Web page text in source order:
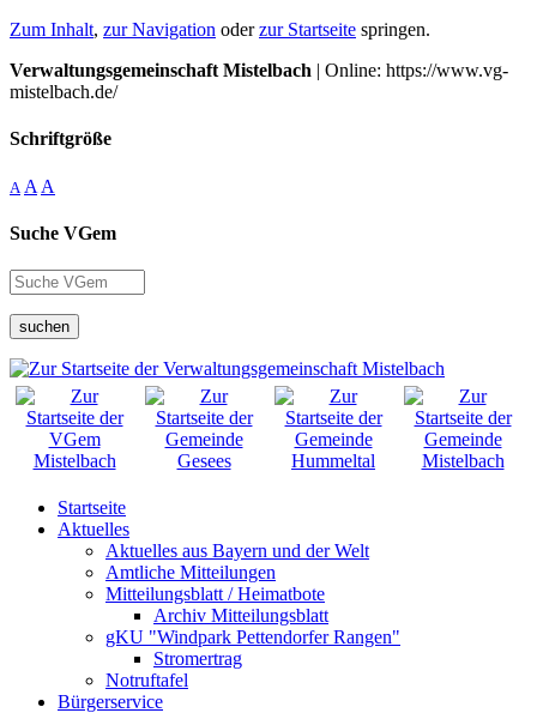
Zum Inhalt, zur Navigation oderzur Startseite springen.
Verwaltungsgemeinschaft Mistelbach | Online: https://www.vg-
mistelbach.de/
Schriftgröße
A A A
Suche VGem
suchen
Startseite
Aktuelles
Aktuelles aus Bayern und der Welt
Amtliche Mitteilungen
Mitteilungsblatt / Heimatbote
Archiv Mitteilungsblatt
gKU "Windpark Pettendorfer Rangen"
Stromertrag
Notruftafel
Bürgerservice